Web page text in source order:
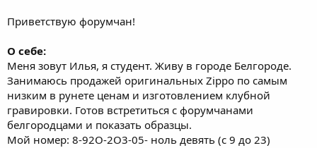
Приветствую форумчан!
О себе:
Меня зовут Илья, я студент. Живу в городе Белгороде.
Занимаюсь продажей оригинальных Zippo по самым
низким в рунете ценам и изготовлением клубной
гравировки. Готов встретиться с форумчанами
белгородцами и показать образцы.
Мой номер: 8-92О-2О3-05- ноль девять (с 9 до 23)